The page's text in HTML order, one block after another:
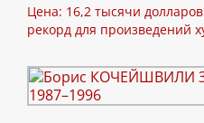
Цена: 16,2 тысячи
рекорд для произведений